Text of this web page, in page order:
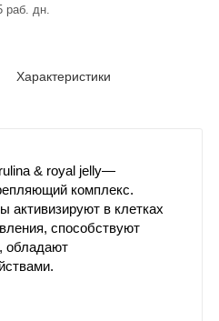
раб. дн.
Характеристики
& royal jelly—
комплекс.
активизируют в клетках
способствуют
обладают